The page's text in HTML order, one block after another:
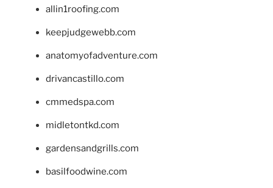
allin1roofing.com
keepjudgewebb.com
anatomyofadventure.com
drivancastillo.com
cmmedspa.com
midletontkd.com
gardensandgrills.com
basilfoodwine.com